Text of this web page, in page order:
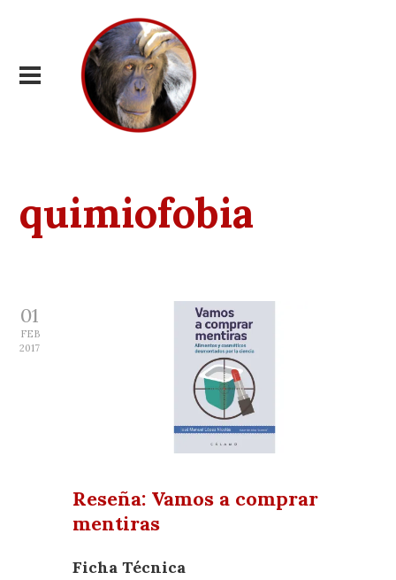
quimiofobia
01
FEB
2017
Reseña: Vamos a comprar
mentiras
Ficha Técnica